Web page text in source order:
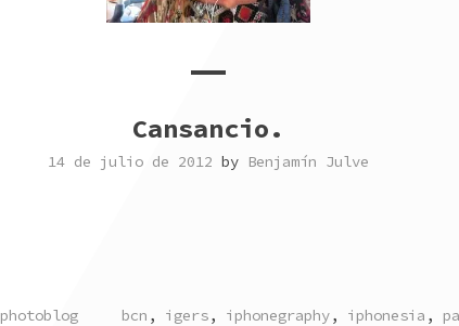
Cansancio.
14 de julio de 2012 by Benjamín Julve
photoblog TAGGED
bcn , igers, iphonegraphy, iphonesia ,